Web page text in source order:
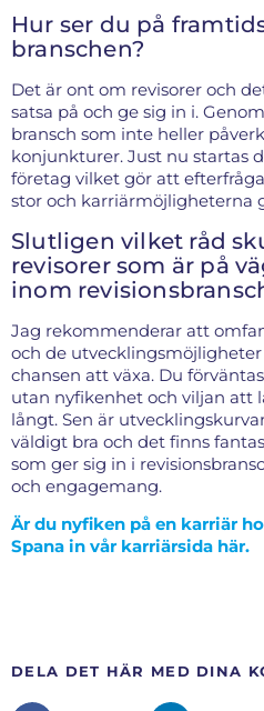
Hur ser du på
branschen?
Det är ont om revisorer och
satsa på och ge sig in i.
bransch som inte heller
konjunkturer. Just nu startas
företag vilket gör att
stor och karriärmöjligheterna
Slutligen vilket råd
revisorer som är på
inom
Jag rekommenderar att
och de utvecklingsmöjligheter
chansen att växa. Du
utan nyfikenhet och viljan att
långt. Sen är
väldigt bra och det finns
som ger sig in i
och engagemang.
Är du nyfiken på en karriär
Spana in vår karriärsida här.
DELA DET HÄR MED DINA